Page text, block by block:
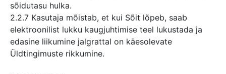
sõidutasu hulka.
2.2.7 Kasutaja mõistab, et kui Sõit lõpeb, saab
elektroonilist lukku kaugjuhtimise teel lukustada ja
edasine liikumine jalgrattal on käesolevate
Üldtingimuste rikkumine.